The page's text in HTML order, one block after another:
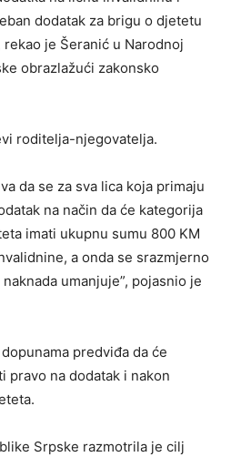
dodatak za brigu o djetetu
rekao je Šeranić u Narodnoj
obrazlažući zakonsko
roditelja-njegovatelja.
da se za sva lica koja primaju
na način da će kategorija
imati ukupnu sumu 800 KM
a onda se srazmjerno
umanjuje”, pojasnio je
predviđa da će
na dodatak i nakon
Srpske razmotrila je cilj